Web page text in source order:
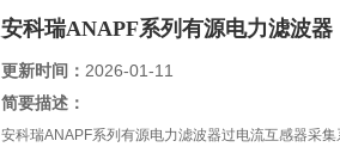
安科瑞ANAPF系列有源电力滤波器
更新时间： 2026-01-11
简要描述：
安科瑞ANAPF系列有源电力滤波器过电流互感器采